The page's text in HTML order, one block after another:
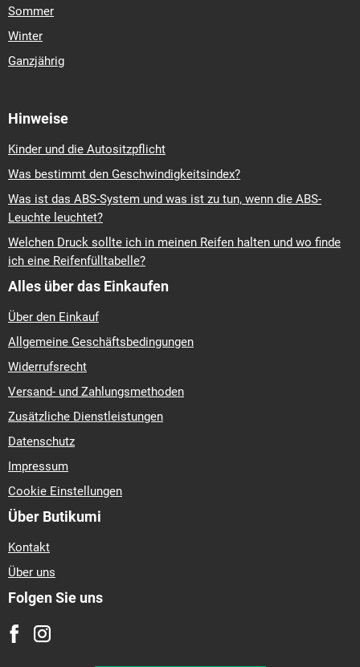
Sommer
Winter
Ganzjährig
Hinweise
Kinder und die Autositzpflicht
Was bestimmt den Geschwindigkeitsindex?
Was ist das ABS-System und was ist zu tun, wenn die ABS-
Leuchte leuchtet?
Welchen Druck sollte ich in meinen Reifen halten und wo finde
ich eine Reifenfülltabelle?
Alles über das Einkaufen
Über den Einkauf
Allgemeine Geschäftsbedingungen
Widerrufsrecht
Versand- und Zahlungsmethoden
Zusätzliche Dienstleistungen
Datenschutz
Impressum
Cookie Einstellungen
Über Butikumi
Kontakt
Über uns
Folgen Sie uns